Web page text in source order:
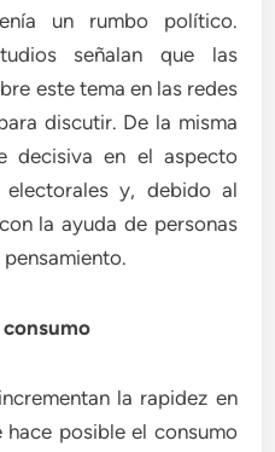
un rumbo político.
señalan que las
este tema en las redes
discutir. De la misma
decisiva en el aspecto
y, debido al
la ayuda de personas
la rapidez en
posible el consumo